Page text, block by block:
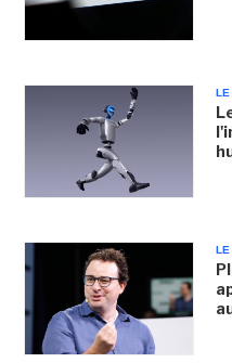
LE
LE